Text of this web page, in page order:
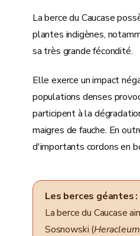
La berce du Caucase
plantes indigènes,
sa très grande fécondité.
Elle exerce un impact
populations denses
participent à la
maigres de fauche. En
d'importants cordons en
Les berces géantes
La berce du Caucase
Sosnowski (